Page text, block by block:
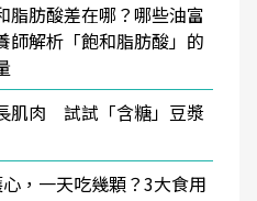
脂肪酸差在哪？哪些油富
師解析「飽和脂肪酸」的
肌肉 試試「含糖」豆漿
，一天吃幾顆？3大食用